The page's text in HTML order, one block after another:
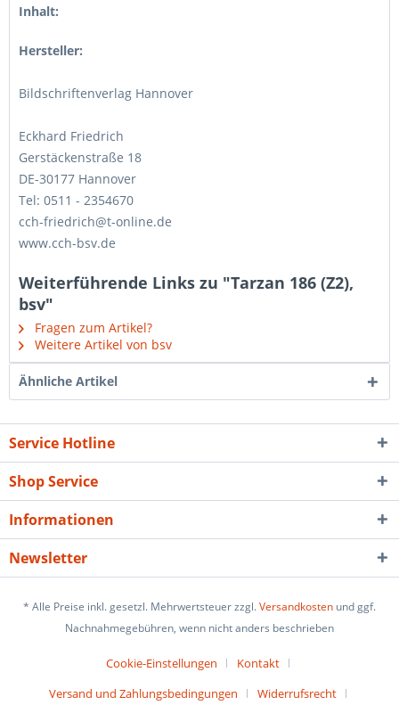
Inhalt:
Hersteller:
Bildschriftenverlag Hannover
Eckhard Friedrich
Gerstäckenstraße 18
DE-30177 Hannover
Tel: 0511 - 2354670
cch-friedrich@t-online.de
www.cch-bsv.de
Weiterführende Links zu "Tarzan 186 (Z2),
bsv"
Fragen zum Artikel?
Weitere Artikel von bsv
Ähnliche Artikel
Service Hotline
Shop Service
Informationen
Newsletter
* Alle Preise inkl. gesetzl. Mehrwertsteuer zzgl.Versandkosten und ggf.
Nachnahmegebühren, wenn nicht anders beschrieben
Cookie-Einstellungen
Kontakt
Versand und Zahlungsbedingungen
Widerrufsrecht